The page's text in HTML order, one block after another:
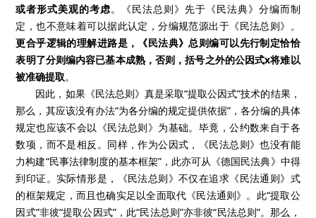
或者形式美观的考虑。《民法总则》先于《民法典》分编而制
定，也不意味着可以据此认定，分编规范源出于《民法总则》。
更合乎逻辑的理解进路是，《民法典》总则编可以先行制定恰恰
表明了分则编内容已基本成熟，否则，括号之外的公因式x将难以
被准确提取。
因此，如果《民法总则》真是采取“提取公因式”技术的结果，
那么，其应该没有办法“为各分编的规定提供依据”，各分编的具体
规定也应该不会以《民法总则》为基础。毕竟，公约数来自于各
数项，而不是相反。同样，作为公因式，《民法总则》也没有能
力构建“民事法律制度的基本框架”，此亦可从《德国民法典》中得
到印证。实际情形是，《民法总则》不仅在追求《民法通则》式
的框架规定，而且也确实足以全面取代《民法通则》。此“提取公
因式”非彼“提取公因式”，此“民法总则”亦非彼“民法总则”。那么，